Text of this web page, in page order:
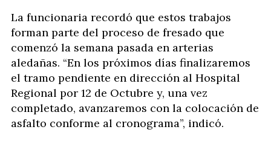
La funcionaria recordó que estos trabajos
forman parte del proceso de fresado que
comenzó la semana pasada en arterias
aledañas. “En los próximos días finalizaremos
el tramo pendiente en dirección al Hospital
Regional por 12 de Octubre y, una vez
completado, avanzaremos con la colocación de
asfalto conforme al cronograma”, indicó.